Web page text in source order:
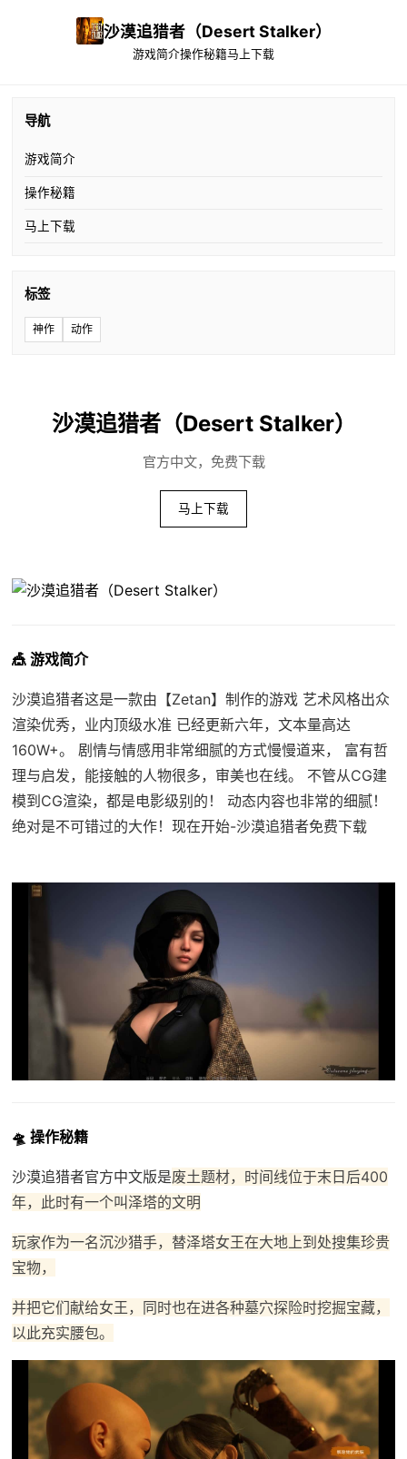
沙漠追猎者（Desert Stalker）
游戏简介操作秘籍马上下载
导航
游戏简介
操作秘籍
马上下载
标签
神作 动作
沙漠追猎者（Desert Stalker）
官方中文，免费下载
马上下载
🎪 游戏简介
沙漠追猎者这是一款由【Zetan】制作的游戏 艺术风格出众
渲染优秀，业内顶级水准 已经更新六年，文本量高达
160W+。 剧情与情感用非常细腻的方式慢慢道来， 富有哲
理与启发，能接触的人物很多，审美也在线。 不管从CG建
模到CG渲染，都是电影级别的！ 动态内容也非常的细腻！
绝对是不可错过的大作！现在开始-沙漠追猎者免费下载
🛸 操作秘籍
沙漠追猎者官方中文版是废土题材，时间线位于末日后400
年，此时有一个叫泽塔的文明
玩家作为一名沉沙猎手，替泽塔女王在大地上到处搜集珍贵
宝物，
并把它们献给女王，同时也在进各种墓穴探险时挖掘宝藏，
以此充实腰包。